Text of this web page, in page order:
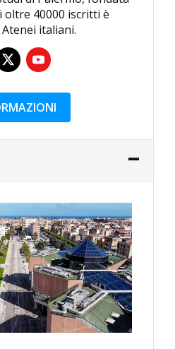
oltre 40000 iscritti è
italiani.